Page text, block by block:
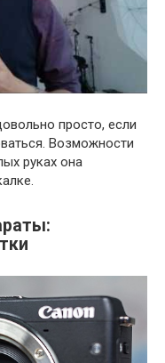
просто, если
Возможности
руках она